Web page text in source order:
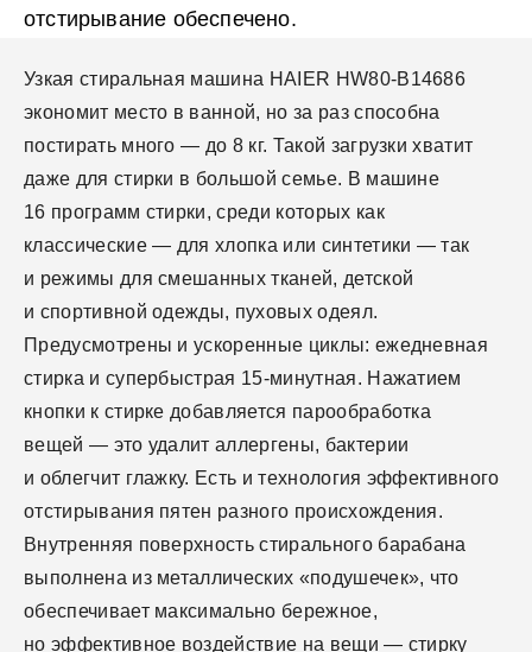
отстирывание обеспечено.
Узкая стиральная машина HAIER HW80-B14686
экономит место в ванной, но за раз способна
постирать много — до 8 кг. Такой загрузки хватит
даже для стирки в большой семье. В машине
16 программ стирки, среди которых как
классические — для хлопка или синтетики — так
и режимы для смешанных тканей, детской
и спортивной одежды, пуховых одеял.
Предусмотрены и ускоренные циклы: ежедневная
стирка и супербыстрая 15-минутная. Нажатием
кнопки к стирке добавляется парообработка
вещей — это удалит аллергены, бактерии
и облегчит глажку. Есть и технология эффективного
отстирывания пятен разного происхождения.
Внутренняя поверхность стирального барабана
выполнена из металлических «подушечек», что
обеспечивает максимально бережное,
но эффективное воздействие на вещи — стирку